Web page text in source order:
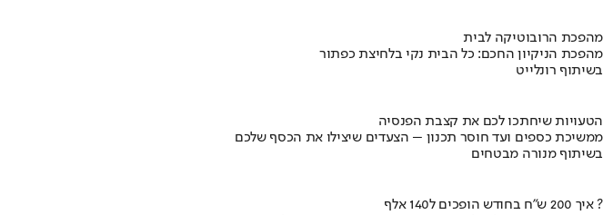
מהפכת הרובוטיקה לבית
מהפכת הניקיון החכם: כל הבית נקי בלחיצת כפתור
בשיתוף רונלייט
הטעויות שיחתכו לכם את קצבת הפנסיה
ממשיכת כספים ועד חוסר תכנון – הצעדים שיצילו את הכסף שלכם
בשיתוף מנורה מבטחים
איך 200 ש"ח בחודש הופכים ל140 אלף ?